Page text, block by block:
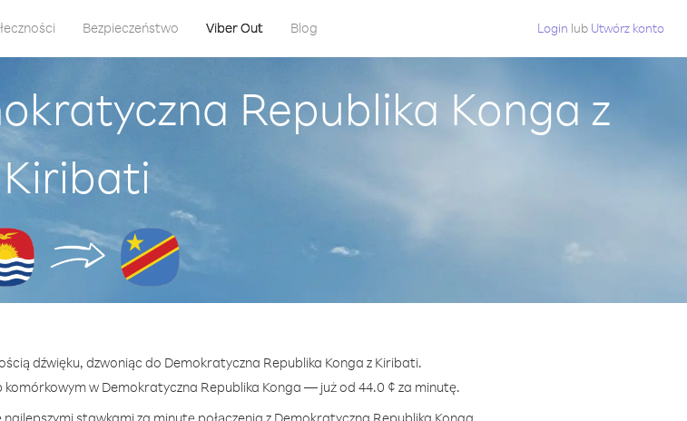
Bezpieczeństwo Viber Out Blog Login lub Utwórz konto
Republika Konga z
Kiribati
dźwięku, dzwoniąc do Demokratyczna Republika Konga z Kiribati.
w Demokratyczna Republika Konga — już od 44.0 ¢ za minutę.